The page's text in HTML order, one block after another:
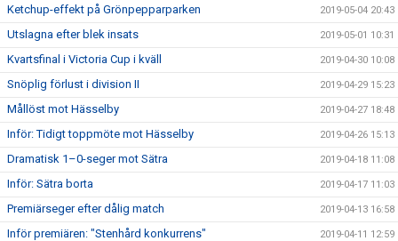
Ketchup-effekt på Grönpepparparken 2019-05-04 20:43
Utslagna efter blek insats 2019-05-01 10:31
Kvartsfinal i Victoria Cup i kväll 2019-04-30 10:08
Snöplig förlust i division II 2019-04-29 15:23
Mållöst mot Hässelby 2019-04-27 18:48
Inför: Tidigt toppmöte mot Hässelby 2019-04-26 15:13
Dramatisk 1–0-seger mot Sätra 2019-04-18 11:08
Inför: Sätra borta 2019-04-17 11:03
Premiärseger efter dålig match 2019-04-13 16:58
Inför premiären: "Stenhård konkurrens" 2019-04-11 12:59